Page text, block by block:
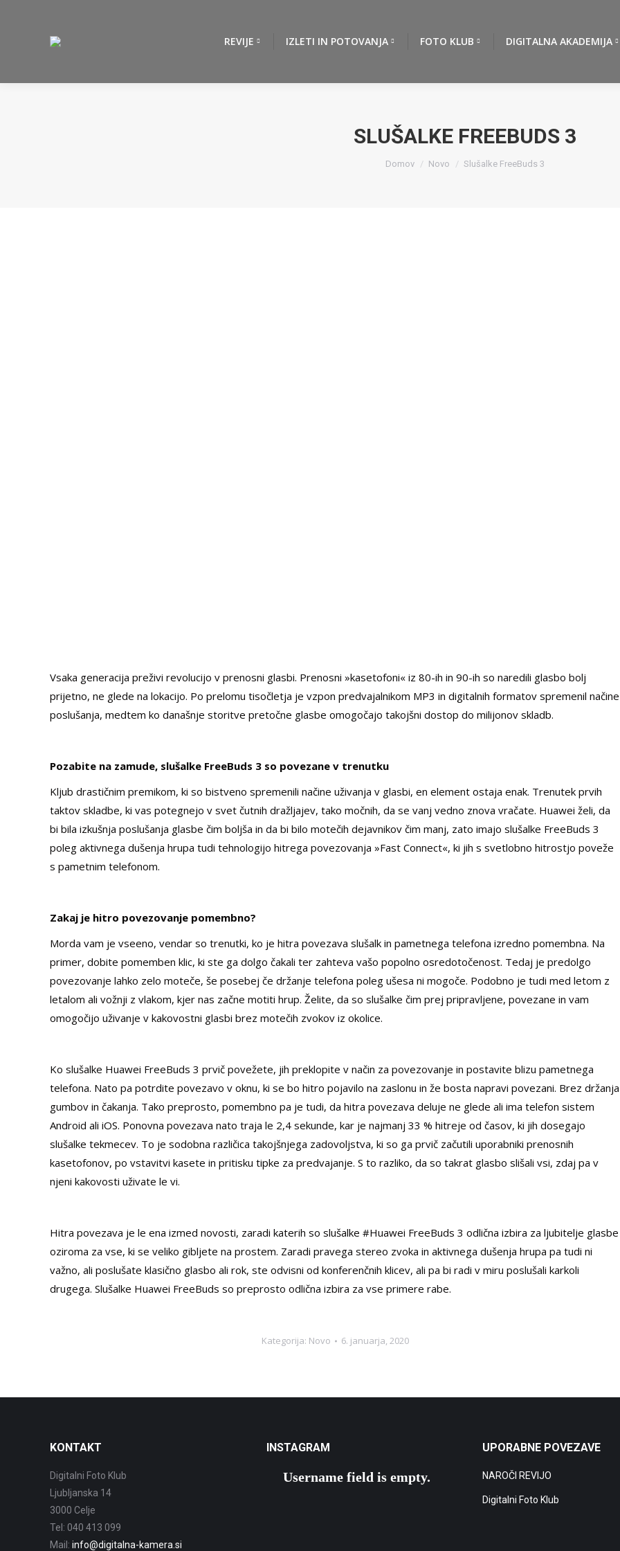
REVIJE IZLETI IN POTOVANJA FOTO KLUB DIGITALNA AKADEMIJA
SLUŠALKE FREEBUDS 3
You are here:
Domov Novo Slušalke FreeBuds 3
Vsaka generacija preživi revolucijo v prenosni glasbi. Prenosni »kasetofoni« iz 80-ih in 90-ih so naredili glasbo bolj
prijetno, ne glede na lokacijo. Po prelomu tisočletja je vzpon predvajalnikom MP3 in digitalnih formatov spremenil načine
poslušanja, medtem ko današnje storitve pretočne glasbe omogočajo takojšni dostop do milijonov skladb.
Pozabite na zamude, slušalke FreeBuds 3 so povezane v trenutku
Kljub drastičnim premikom, ki so bistveno spremenili načine uživanja v glasbi, en element ostaja enak. Trenutek prvih
taktov skladbe, ki vas potegnejo v svet čutnih dražljajev, tako močnih, da se vanj vedno znova vračate. Huawei želi, da
bi bila izkušnja poslušanja glasbe čim boljša in da bi bilo motečih dejavnikov čim manj, zato imajo slušalke FreeBuds 3
poleg aktivnega dušenja hrupa tudi tehnologijo hitrega povezovanja »Fast Connect«, ki jih s svetlobno hitrostjo poveže
s pametnim telefonom.
Zakaj je hitro povezovanje pomembno?
Morda vam je vseeno, vendar so trenutki, ko je hitra povezava slušalk in pametnega telefona izredno pomembna. Na
primer, dobite pomemben klic, ki ste ga dolgo čakali ter zahteva vašo popolno osredotočenost. Tedaj je predolgo
povezovanje lahko zelo moteče, še posebej če držanje telefona poleg ušesa ni mogoče. Podobno je tudi med letom z
letalom ali vožnji z vlakom, kjer nas začne motiti hrup. Želite, da so slušalke čim prej pripravljene, povezane in vam
omogočijo uživanje v kakovostni glasbi brez motečih zvokov iz okolice.
Ko slušalke Huawei FreeBuds 3 prvič povežete, jih preklopite v način za povezovanje in postavite blizu pametnega
telefona. Nato pa potrdite povezavo v oknu, ki se bo hitro pojavilo na zaslonu in že bosta napravi povezani. Brez držanja
gumbov in čakanja. Tako preprosto, pomembno pa je tudi, da hitra povezava deluje ne glede ali ima telefon sistem
Android ali iOS. Ponovna povezava nato traja le 2,4 sekunde, kar je najmanj 33 % hitreje od časov, ki jih dosegajo
slušalke tekmecev. To je sodobna različica takojšnjega zadovoljstva, ki so ga prvič začutili uporabniki prenosnih
kasetofonov, po vstavitvi kasete in pritisku tipke za predvajanje. S to razliko, da so takrat glasbo slišali vsi, zdaj pa v
njeni kakovosti uživate le vi.
Hitra povezava je le ena izmed novosti, zaradi katerih so slušalke #Huawei FreeBuds 3 odlična izbira za ljubitelje glasbe
oziroma za vse, ki se veliko gibljete na prostem. Zaradi pravega stereo zvoka in aktivnega dušenja hrupa pa tudi ni
važno, ali poslušate klasično glasbo ali rok, ste odvisni od konferenčnih klicev, ali pa bi radi v miru poslušali karkoli
drugega. Slušalke Huawei FreeBuds so preprosto odlična izbira za vse primere rabe.
Kategorija: Novo 6. januarja, 2020
KONTAKT
Digitalni Foto Klub
Ljubljanska 14
3000 Celje
Tel: 040 413 099
Mail: info@digitalna-kamera.si
INSTAGRAM
Username field is empty.
UPORABNE POVEZAVE
NAROČI REVIJO
Digitalni Foto Klub